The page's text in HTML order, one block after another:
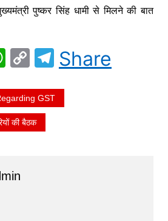
पुष्कर सिंह धामी से मिलने की बात
W
at
s
A
p
C
p
y
Li
T
el
e
Share
GST
की बैठक